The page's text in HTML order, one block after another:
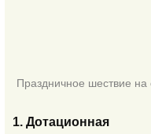
Праздничное шествие на
1. Дотационная